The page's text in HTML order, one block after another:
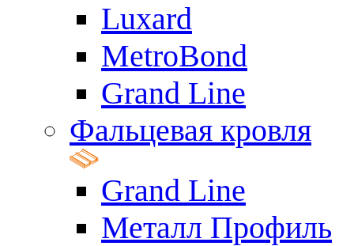
Luxard
MetroBond
Grand Line
Фальцевая кровля
Grand Line
Металл Профиль